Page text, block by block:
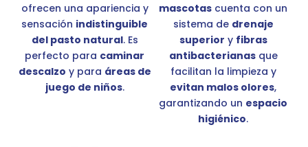
ofrecen una apariencia y
sensación indistinguible
del pasto natural. Es
perfecto para caminar
descalzo y para áreas de
juego de niños.
mascotas cuenta con un
sistema de drenaje
superior y fibras
antibacterianasque
facilitan la limpieza y
evitan malos olores,
garantizando un espacio
higiénico.